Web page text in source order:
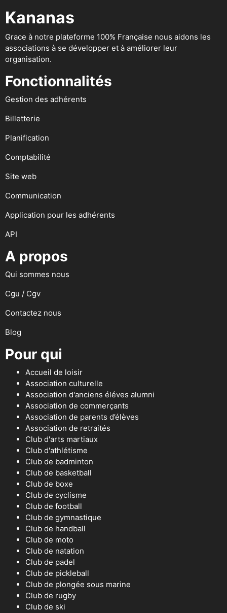
Kananas
Grace à notre plateforme 100% Française nous aidons les
associations à se développer et à améliorer leur
organisation.
Fonctionnalités
Gestion des adhérents
Billetterie
Planification
Comptabilité
Site web
Communication
Application pour les adhérents
API
A propos
Qui sommes nous
Cgu / Cgv
Contactez nous
Blog
Pour qui
Accueil de loisir
Association culturelle
Association d'anciens éléves alumni
Association de commerçants
Association de parents d’élèves
Association de retraités
Club d'arts martiaux
Club d'athlétisme
Club de badminton
Club de basketball
Club de boxe
Club de cyclisme
Club de football
Club de gymnastique
Club de handball
Club de moto
Club de natation
Club de padel
Club de pickleball
Club de plongée sous marine
Club de rugby
Club de ski